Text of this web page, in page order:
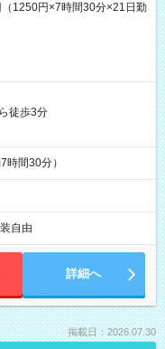
1250円×7時間30分×21日勤
徒歩3分
間30分）
自由
詳細へ
掲載日：2026.07.30